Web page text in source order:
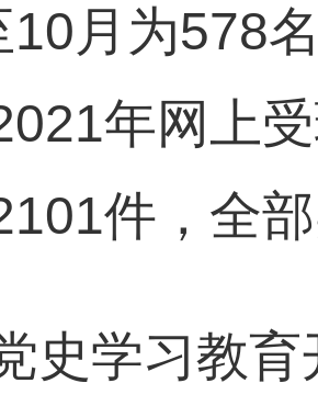
10月为578
年网上
件，全
学习教育